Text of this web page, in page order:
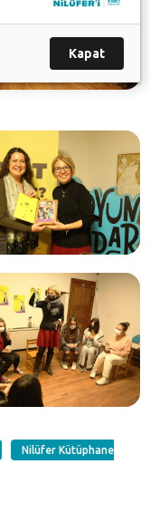
Nilüfer Kütüphane
Kapat